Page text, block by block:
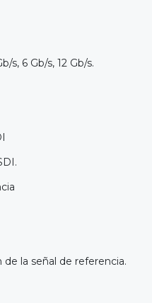
s, 6 Gb/s, 12 Gb/s.
la señal de referencia.